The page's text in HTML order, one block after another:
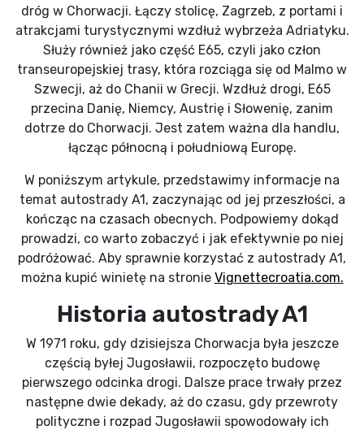
dróg w Chorwacji. Łączy stolicę, Zagrzeb, z portami i
atrakcjami turystycznymi wzdłuż wybrzeża Adriatyku.
Służy również jako część E65, czyli jako człon
transeuropejskiej trasy, która rozciąga się od Malmo w
Szwecji, aż do Chanii w Grecji. Wzdłuż drogi, E65
przecina Danię, Niemcy, Austrię i Słowenię, zanim
dotrze do Chorwacji. Jest zatem ważna dla handlu,
łącząc północną i południową Europę.
W poniższym artykule, przedstawimy informacje na
temat autostrady A1, zaczynając od jej przeszłości, a
kończąc na czasach obecnych. Podpowiemy dokąd
prowadzi, co warto zobaczyć i jak efektywnie po niej
podróżować. Aby sprawnie korzystać z autostrady A1,
można kupić winietę na stronie Vignettecroatia.com.
Historia autostrady A1
W 1971 roku, gdy dzisiejsza Chorwacja była jeszcze
częścią byłej Jugosławii, rozpoczęto budowę
pierwszego odcinka drogi. Dalsze prace trwały przez
następne dwie dekady, aż do czasu, gdy przewroty
polityczne i rozpad Jugosławii spowodowały ich